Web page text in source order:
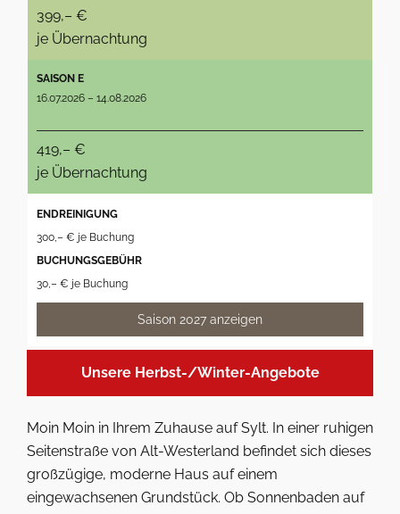
399,– €
je Übernachtung
SAISON E
16.07.2026 – 14.08.2026
419,– €
je Übernachtung
ENDREINIGUNG
300,– € je Buchung
BUCHUNGSGEBÜHR
30,– € je Buchung
Saison 2027 anzeigen
Unsere Herbst-/Winter-Angebote
Moin Moin in Ihrem Zuhause auf Sylt. In einer ruhigen
Seitenstraße von Alt-Westerland befindet sich dieses
großzügige, moderne Haus auf einem
eingewachsenen Grundstück. Ob Sonnenbaden auf